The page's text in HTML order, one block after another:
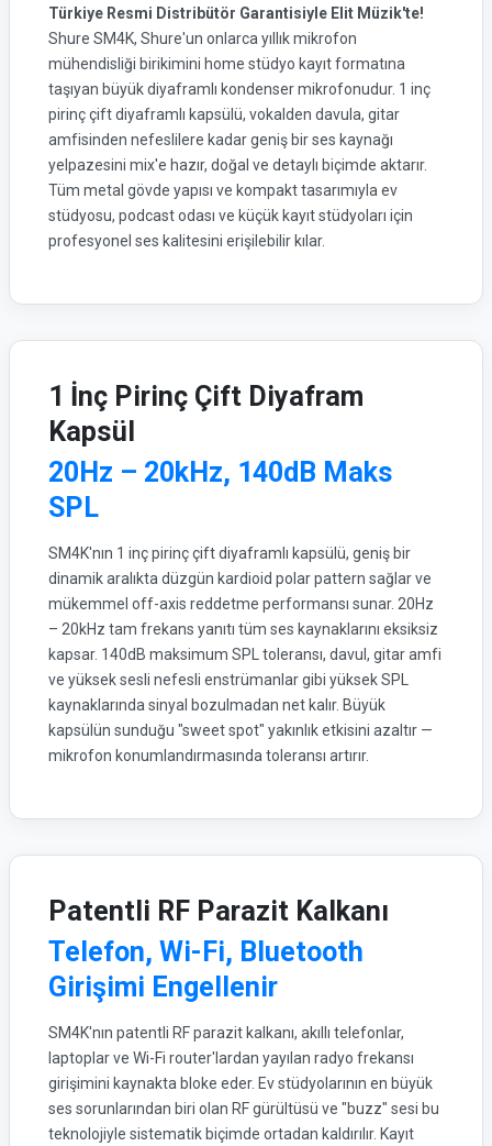
Türkiye Resmi Distribütör Garantisiyle Elit Müzik'te!
Shure SM4K, Shure'un onlarca yıllık mikrofon
mühendisliği birikimini home stüdyo kayıt formatına
taşıyan büyük diyaframlı kondenser mikrofonudur. 1 inç
pirinç çift diyaframlı kapsülü, vokalden davula, gitar
amfisinden nefeslilere kadar geniş bir ses kaynağı
yelpazesini mix'e hazır, doğal ve detaylı biçimde aktarır.
Tüm metal gövde yapısı ve kompakt tasarımıyla ev
stüdyosu, podcast odası ve küçük kayıt stüdyoları için
profesyonel ses kalitesini erişilebilir kılar.
1 İnç Pirinç Çift Diyafram
Kapsül
20Hz – 20kHz, 140dB Maks
SPL
SM4K'nın 1 inç pirinç çift diyaframlı kapsülü, geniş bir
dinamik aralıkta düzgün kardioid polar pattern sağlar ve
mükemmel off-axis reddetme performansı sunar. 20Hz
– 20kHz tam frekans yanıtı tüm ses kaynaklarını eksiksiz
kapsar. 140dB maksimum SPL toleransı, davul, gitar amfi
ve yüksek sesli nefesli enstrümanlar gibi yüksek SPL
kaynaklarında sinyal bozulmadan net kalır. Büyük
kapsülün sunduğu "sweet spot" yakınlık etkisini azaltır —
mikrofon konumlandırmasında toleransı artırır.
Patentli RF Parazit Kalkanı
Telefon, Wi-Fi, Bluetooth
Girişimi Engellenir
SM4K'nın patentli RF parazit kalkanı, akıllı telefonlar,
laptoplar ve Wi-Fi router'lardan yayılan radyo frekansı
girişimini kaynakta bloke eder. Ev stüdyolarının en büyük
ses sorunlarından biri olan RF gürültüsü ve "buzz" sesi bu
teknolojiyle sistematik biçimde ortadan kaldırılır. Kayıt